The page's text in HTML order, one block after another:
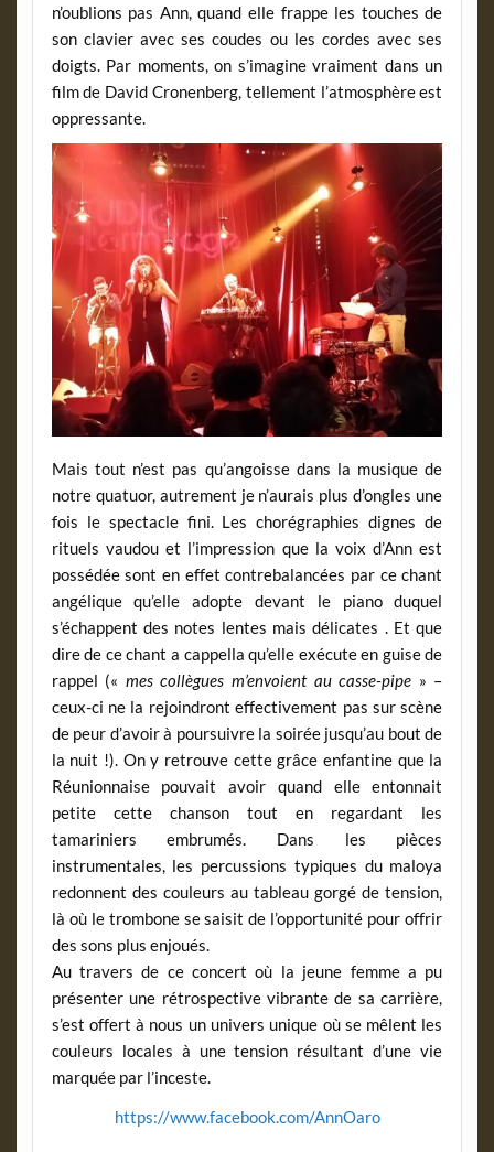
n’oublions pas Ann, quand elle frappe les touches de
son clavier avec ses coudes ou les cordes avec ses
doigts. Par moments, on s’imagine vraiment dans un
film de David Cronenberg, tellement l’atmosphère est
oppressante.
Mais tout n’est pas qu’angoisse dans la musique de
notre quatuor, autrement je n’aurais plus d’ongles une
fois le spectacle fini. Les chorégraphies dignes de
rituels vaudou et l’impression que la voix d’Ann est
possédée sont en effet contrebalancées par ce chant
angélique qu’elle adopte devant le piano duquel
s’échappent des notes lentes mais délicates . Et que
dire de ce chant a cappella qu’elle exécute en guise de
rappel (« mes collègues m’envoient au casse-pipe » –
ceux-ci ne la rejoindront effectivement pas sur scène
de peur d’avoir à poursuivre la soirée jusqu’au bout de
la nuit !). On y retrouve cette grâce enfantine que la
Réunionnaise pouvait avoir quand elle entonnait
petite cette chanson tout en regardant les
tamariniers embrumés. Dans les pièces
instrumentales, les percussions typiques du maloya
redonnent des couleurs au tableau gorgé de tension,
là où le trombone se saisit de l’opportunité pour offrir
des sons plus enjoués.
Au travers de ce concert où la jeune femme a pu
présenter une rétrospective vibrante de sa carrière,
s’est offert à nous un univers unique où se mêlent les
couleurs locales à une tension résultant d’une vie
marquée par l’inceste.
https://www.facebook.com/AnnOaro